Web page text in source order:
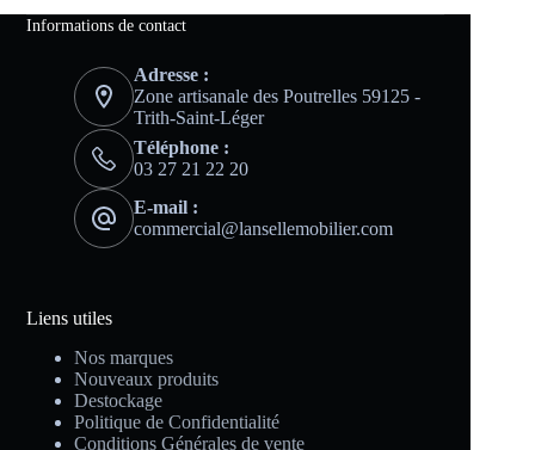
Informations de contact
Adresse :
Zone artisanale des Poutrelles 59125 -
Trith-Saint-Léger
Téléphone :
03 27 21 22 20
E-mail :
commercial@lansellemobilier.com
Liens utiles
Nos marques
Nouveaux produits
Destockage
Politique de Confidentialité
Conditions Générales de vente